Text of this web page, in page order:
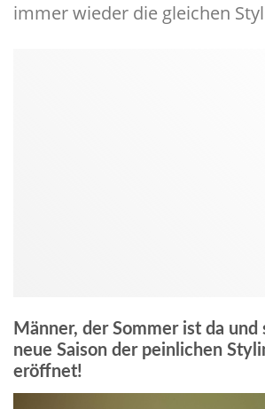
immer wieder die gleichen
Männer, der Sommer ist da
neue Saison der peinlichen
eröffnet!